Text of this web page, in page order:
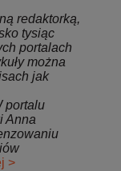
redaktorką,
tysiąc
portalach
można
jak
portalu
Anna
>